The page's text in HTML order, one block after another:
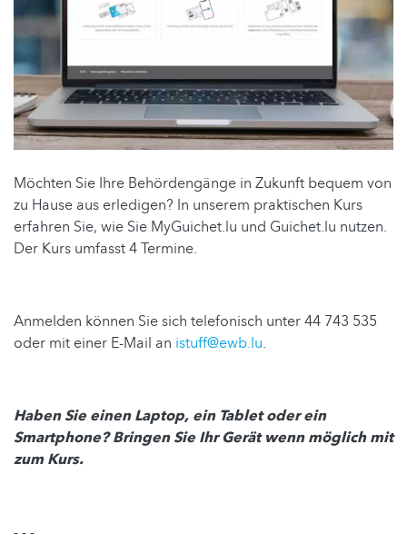
Möchten Sie Ihre Behördengänge in Zukunft bequem von
zu Hause aus erledigen? In unserem praktischen Kurs
erfahren Sie, wie Sie MyGuichet.lu und Guichet.lu nutzen.
Der Kurs umfasst 4 Termine.
Anmelden können Sie sich telefonisch unter 44 743 535
oder mit einer E-Mail an istuff@ewb.lu.
Haben Sie einen Laptop, ein Tablet oder ein
Smartphone? Bringen Sie Ihr Gerät wenn möglich mit
zum Kurs.
- - -